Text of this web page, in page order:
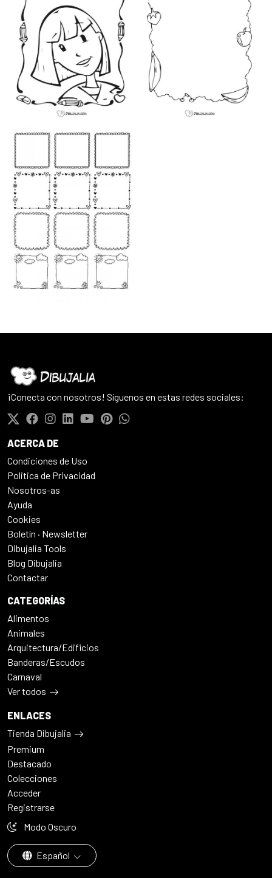
¡Conecta con nosotros! Síguenos en estas redes sociales:
ACERCA DE
Condiciones de Uso
Politica de Privacidad
Nosotros-as
Ayuda
Cookies
Boletín · Newsletter
Dibujalia Tools
Blog Dibujalia
Contactar
CATEGORÍAS
Alimentos
Animales
Arquitectura/Edificios
Banderas/Escudos
Carnaval
Ver todos
ENLACES
Tienda Dibujalia
Premium
Destacado
Colecciones
Acceder
Registrarse
Modo Oscuro
Español